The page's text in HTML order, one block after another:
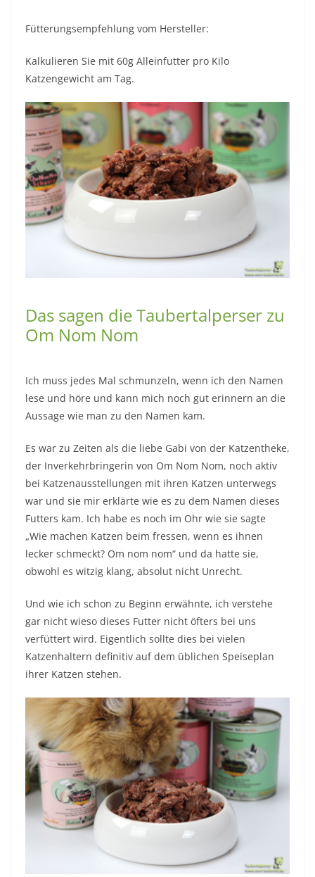
Fütterungsempfehlung vom Hersteller:
Kalkulieren Sie mit 60g Alleinfutter pro Kilo
Katzengewicht am Tag.
Das sagen die Taubertalperser zu
Om Nom Nom
Ich muss jedes Mal schmunzeln, wenn ich den Namen
lese und höre und kann mich noch gut erinnern an die
Aussage wie man zu den Namen kam.
Es war zu Zeiten als die liebe Gabi von der Katzentheke,
der Inverkehrbringerin von Om Nom Nom, noch aktiv
bei Katzenausstellungen mit ihren Katzen unterwegs
war und sie mir erklärte wie es zu dem Namen dieses
Futters kam. Ich habe es noch im Ohr wie sie sagte
„Wie machen Katzen beim fressen, wenn es ihnen
lecker schmeckt? Om nom nom“ und da hatte sie,
obwohl es witzig klang, absolut nicht Unrecht.
Und wie ich schon zu Beginn erwähnte, ich verstehe
gar nicht wieso dieses Futter nicht öfters bei uns
verfüttert wird. Eigentlich sollte dies bei vielen
Katzenhaltern definitiv auf dem üblichen Speiseplan
ihrer Katzen stehen.